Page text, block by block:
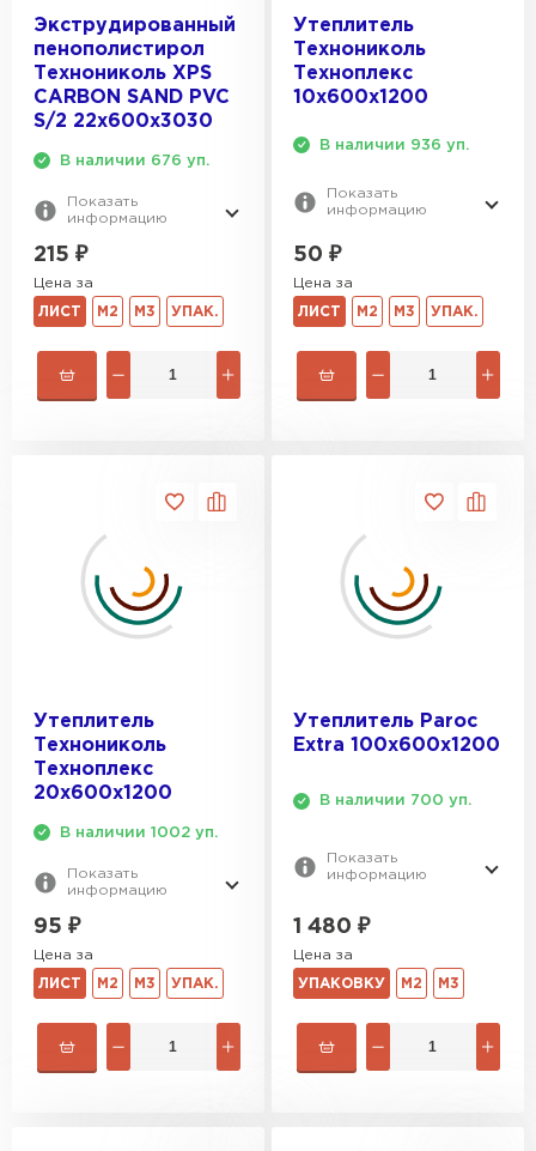
Экструдированный
пенополистирол
Технониколь XPS
CARBON SAND PVC
S/2 22х600х3030
В наличии 676 уп.
Показать
информацию
215 ₽
Цена за
ЛИСТ М2 М3 УПАК.
Утеплитель
Технониколь
Техноплекс
10х600х1200
В наличии 936 уп.
Показать
информацию
50 ₽
Цена за
ЛИСТ М2 М3 УПАК.
Утеплитель
Технониколь
Техноплекс
20х600х1200
В наличии 1002 уп.
Показать
информацию
95 ₽
Цена за
ЛИСТ М2 М3 УПАК.
Утеплитель Paroc
Extra 100х600х1200
В наличии 700 уп.
Показать
информацию
1 480 ₽
Цена за
УПАКОВКУ М2 М3